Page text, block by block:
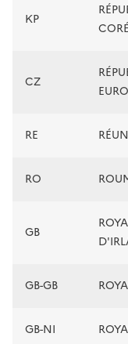
KP
CZ
RE
RO
GB
GB-GB
GB-NI